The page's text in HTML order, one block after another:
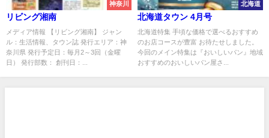
神奈川
リビング湘南
メディア情報 【リビング湘南】 ジャン
ル：生活情報、タウン誌 発行エリア：神
奈川県 発行予定日：毎月2～3回（金曜
日） 発行部数： 創刊日：...
北海道
北海道タウン 4月号
北海道特集 手頃な価格で選べるおすすめ
のお店コースが豊富 お待たせしました。
今回のメイン特集は『おいしいパン』地域
おすすめのおいしいパン屋さ...